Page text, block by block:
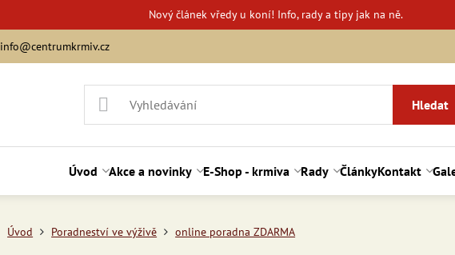
Novýčlánek vředy u koní! Info, rady a tipy jak na ně.
info@centrumkrmiv.cz
Hledat
Úvod Akce a novinky E-Shop - krmiva Rady ČlánkyKontakt
Úvod Poradneství ve výživě online poradna ZDARMA